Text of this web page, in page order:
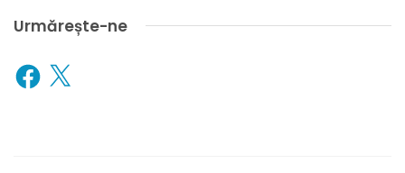
Urmărește-ne
Facebook
X